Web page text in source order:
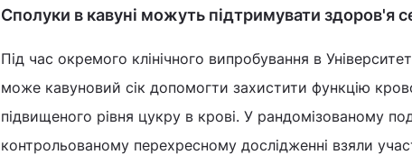
Сполуки в кавуні можуть підтримувати здоров'я
Під час окремого клінічного випробування в
може кавуновий сік допомогти захистити функцію
підвищеного рівня цукру в крові. У рандомізованому
контрольованому перехресному дослідженні взяли